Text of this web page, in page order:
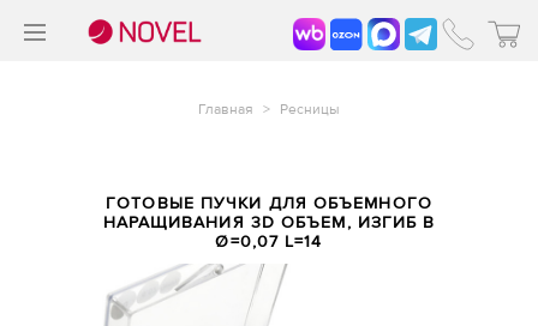
Главная > Ресницы
ГОТОВЫЕ ПУЧКИ ДЛЯ ОБЪЕМНОГО
НАРАЩИВАНИЯ 3D ОБЪЕМ, ИЗГИБ B
Ø=0,07 L=14